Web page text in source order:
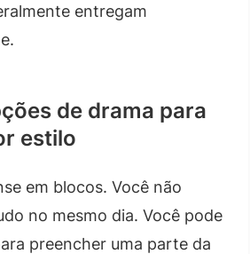
entregam
de drama para
estilo
em blocos. Você não
no mesmo dia. Você pode
preencher uma parte da